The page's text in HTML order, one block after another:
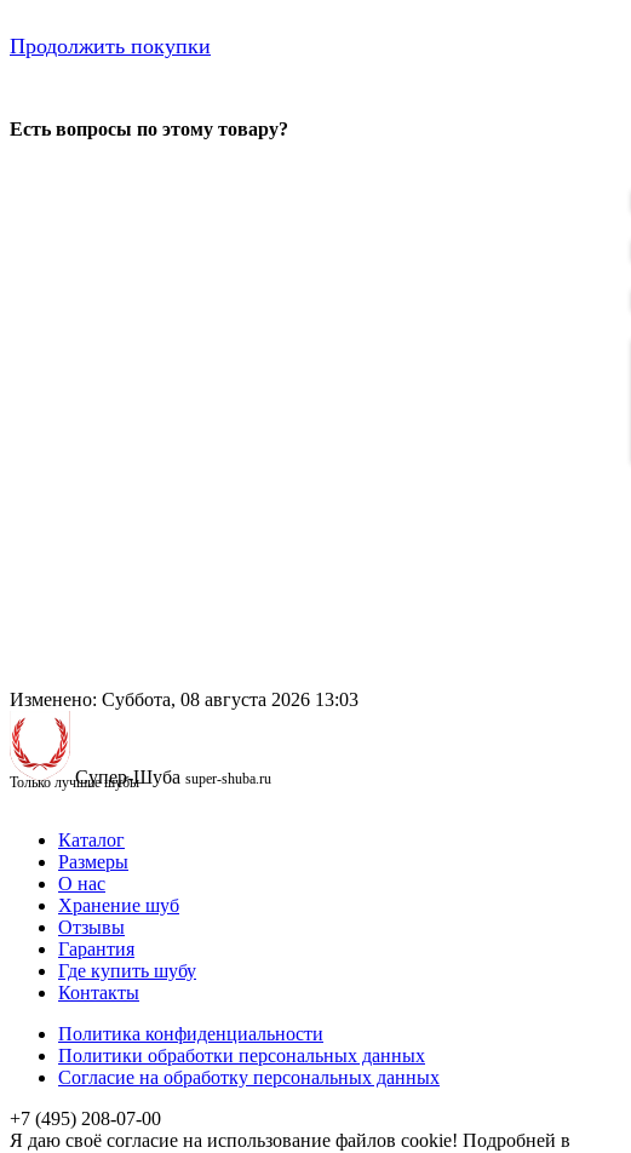
Продолжить покупки
Есть вопросы по этому товару?
Изменено: Суббота, 08 августа 2026 13:03
Супер-Шуба super-shuba.ru
Только лучшие шубы
Каталог
Размеры
О нас
Хранение шуб
Отзывы
Гарантия
Где купить шубу
Контакты
Политика конфиденциальности
Политики обработки персональных данных
Согласие на обработку персональных данных
+7 (495) 208-07-00
Я даю своё согласие на использование файлов cookie! Подробней в